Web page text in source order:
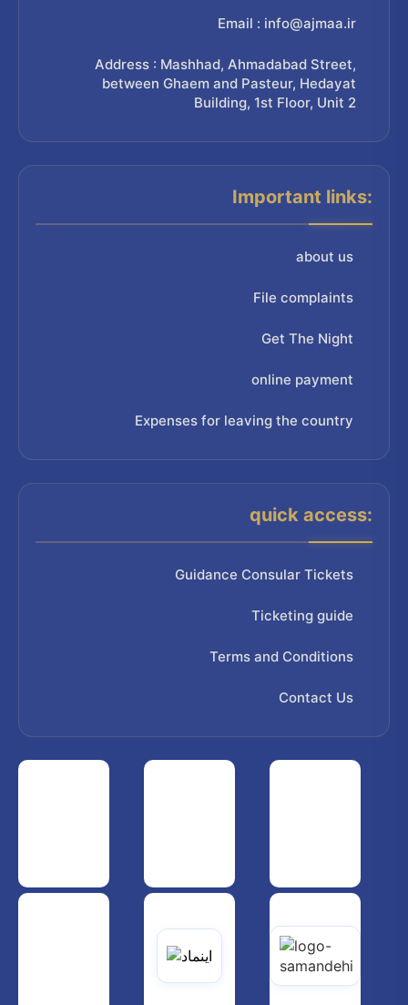
Email : info@ajmaa.ir
Address : Mashhad, Ahmadabad Street,
between Ghaem and Pasteur, Hedayat
Building, 1st Floor, Unit 2
Important links:
about us
File complaints
Get The Night
online payment
Expenses for leaving the country
quick access:
Guidance Consular Tickets
Ticketing guide
Terms and Conditions
Contact Us